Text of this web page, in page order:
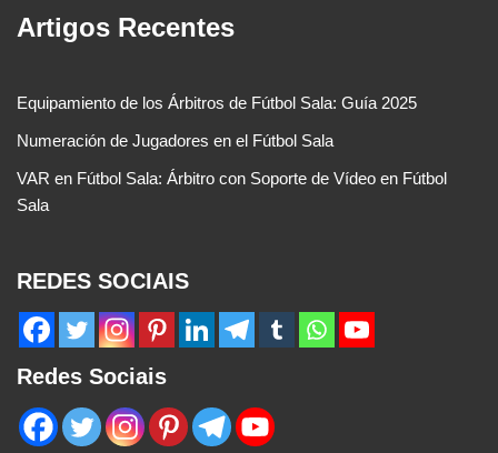
Artigos Recentes
Equipamiento de los Árbitros de Fútbol Sala: Guía 2025
Numeración de Jugadores en el Fútbol Sala
VAR en Fútbol Sala: Árbitro con Soporte de Vídeo en Fútbol
Sala
REDES SOCIAIS
Redes Sociais